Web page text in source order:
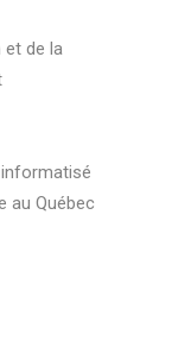
et de la
au Québec